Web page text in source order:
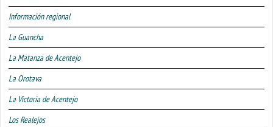
Información regional
La Guancha
La Matanza de Acentejo
La Orotava
La Victoria de Acentejo
Los Realejos